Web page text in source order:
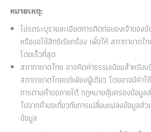
หมายเหตุ:
โปรดระบุรายละเอียดการติดต่อของเจ้าของ
หรือขอใช้สิทธิเรียกร้อง เพื่อให้ สภากาชาด
โดยเร็วที่สุด
สภากาชาดไทย อาจคิดค่าธรรมเนียมสำหรับ
สภากาชาดไทยแต่เพียงผู้เดียว โดยอาจมีค่าใ
การตามคำขอภายใต้ กฎหมายคุ้มครองข้อมูล
ไปจากคำขอเกี่ยวกับการเปลี่ยนแปลงข้อมูลส่
ข้อมูล